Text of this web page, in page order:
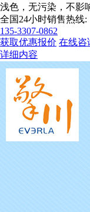
浅色，无污染，不影
全国24小时销售热线:
135-3307-0862
获取优惠报价 在线咨
详细内容